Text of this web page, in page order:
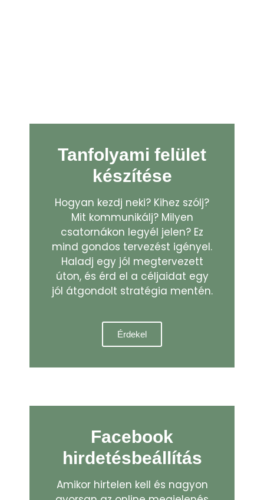
Tanfolyami felület
készítése
Hogyan kezdj neki? Kihez szólj?
Mit kommunikálj? Milyen
csatornákon legyél jelen? Ez
mind gondos tervezést igényel.
Haladj egy jól megtervezett
úton, és érd el a céljaidat egy
jól átgondolt stratégia mentén.
Érdekel
Facebook
hirdetésbeállítás
Amikor hirtelen kell és nagyon